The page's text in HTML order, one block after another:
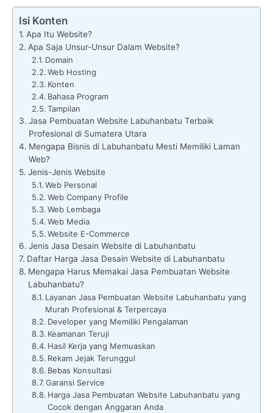
Isi Konten
Apa Itu Website?
Apa Saja Unsur-Unsur Dalam Website?
Domain
Web Hosting
Konten
Bahasa Program
Tampilan
Jasa Pembuatan Website Labuhanbatu Terbaik
Profesional di Sumatera Utara
Mengapa Bisnis di Labuhanbatu Mesti Memiliki Laman
Web?
Jenis-Jenis Website
Web Personal
Web Company Profile
Web Lembaga
Web Media
Website E-Commerce
Jenis Jasa Desain Website di Labuhanbatu
Daftar Harga Jasa Desain Website di Labuhanbatu
Mengapa Harus Memakai Jasa Pembuatan Website
Labuhanbatu?
Layanan Jasa Pembuatan Website Labuhanbatu yang
Murah Profesional & Terpercaya
Developer yang Memiliki Pengalaman
Keamanan Teruji
Hasil Kerja yang Memuaskan
Rekam Jejak Terunggul
Bebas Konsultasi
Garansi Service
Harga Jasa Pembuatan Website Labuhanbatu yang
Cocok dengan Anggaran Anda